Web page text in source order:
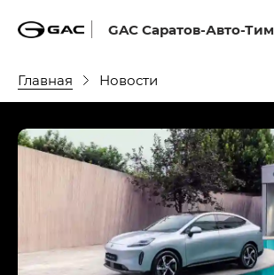
GAC Саратов-Авто-Тим
Главная Новости